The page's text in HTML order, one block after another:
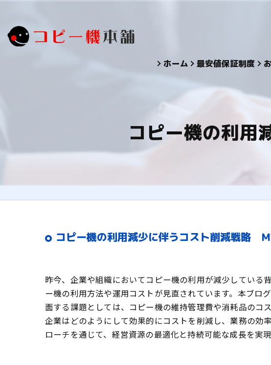
ホーム 最安値保証制度
コピー機の利
コピー機の利用減少に伴うコスト削減戦略
昨今、企業や組織においてコピー機の利用が減少している
ー機の利用方法や運用コストが見直されています。本ブロ
面する課題としては、コピー機の維持管理費や消耗品のコ
企業はどのようにして効果的にコストを削減し、業務の効
ローチを通じて、経営資源の最適化と持続可能な成長を実